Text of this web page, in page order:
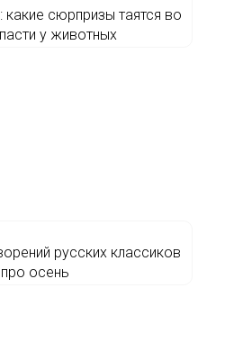
сюрпризы таятся во
у животных
русских классиков
про осень